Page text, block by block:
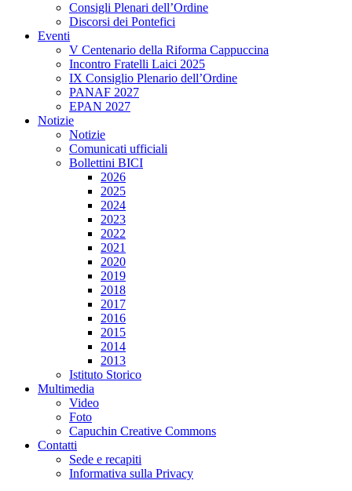
Consigli Plenari dell’Ordine
Discorsi dei Pontefici
Eventi
V Centenario della Riforma Cappuccina
Incontro Fratelli Laici 2025
IX Consiglio Plenario dell’Ordine
PANAF 2027
EPAN 2027
Notizie
Notizie
Comunicati ufficiali
Bollettini BICI
2026
2025
2024
2023
2022
2021
2020
2019
2018
2017
2016
2015
2014
2013
Istituto Storico
Multimedia
Video
Foto
Capuchin Creative Commons
Contatti
Sede e recapiti
Informativa sulla Privacy